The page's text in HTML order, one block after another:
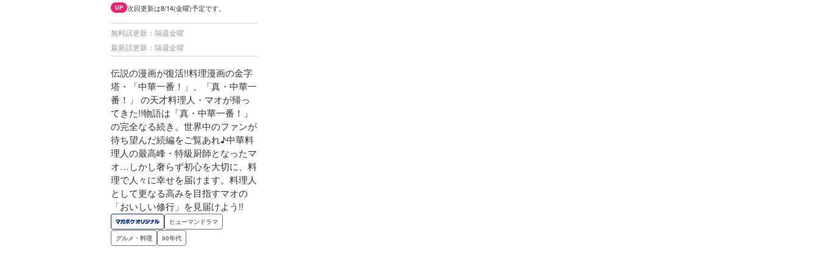
UP 次回更新は8/14(金曜)予定です。
無料話更新：隔週金曜
最新話更新：隔週金曜
伝説の漫画が復活!!料理漫画の金字
塔・「中華一番！」、「真・中華一
番！」 の天才料理人・マオが帰っ
てきた!!物語は「真・中華一番！」
の完全なる続き。世界中のファンが
待ち望んだ続編をご覧あれ♪中華料
理人の最高峰・特級厨師となったマ
オ…しかし奢らず初心を大切に、料
理で人々に幸せを届けます。料理人
として更なる高みを目指すマオの
「おいしい修行」を見届けよう!!
ヒューマンドラマ
グルメ・料理
90年代